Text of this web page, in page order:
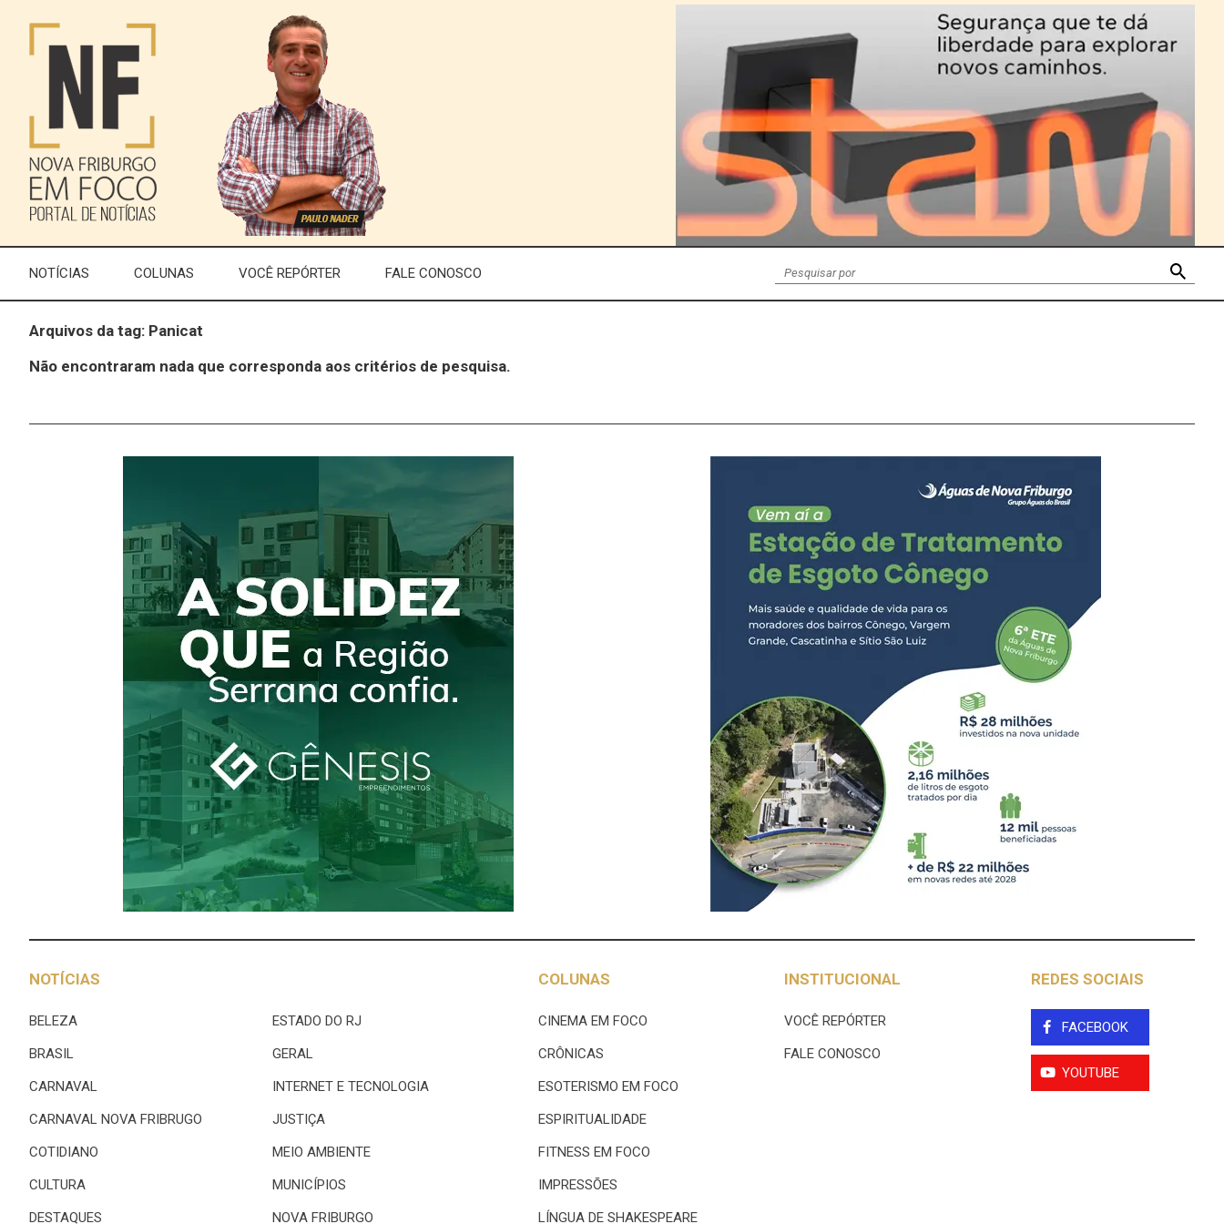
NOTÍCIAS COLUNAS VOCÊ REPÓRTER FALE CONOSCO
Arquivos da tag: Panicat
Não encontraram nada que corresponda aos critérios de pesquisa.
NOTÍCIAS
BELEZA
BRASIL
CARNAVAL
CARNAVAL NOVA FRIBRUGO
COTIDIANO
CULTURA
DESTAQUES
ESTADO DO RJ
GERAL
INTERNET E TECNOLOGIA
JUSTIÇA
MEIO AMBIENTE
MUNICÍPIOS
NOVA FRIBURGO
COLUNAS
CINEMA EM FOCO
CRÔNICAS
ESOTERISMO EM FOCO
ESPIRITUALIDADE
FITNESS EM FOCO
IMPRESSÕES
LÍNGUA DE SHAKESPEARE
INSTITUCIONAL
VOCÊ REPÓRTER
FALE CONOSCO
REDES SOCIAIS
FACEBOOK
YOUTUBE